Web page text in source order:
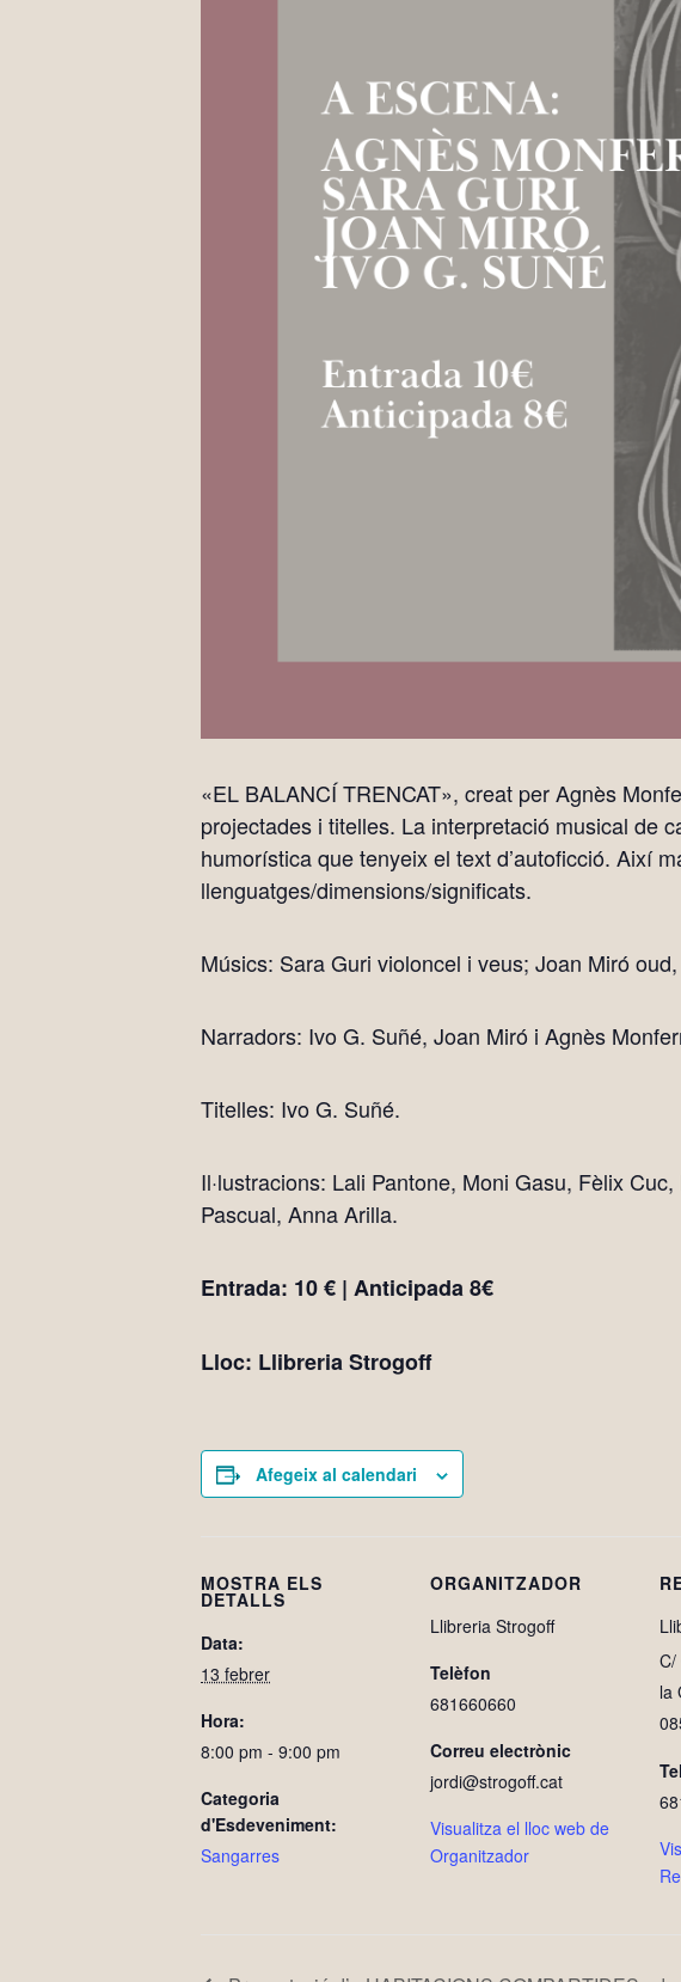
«EL BALANCÍ TRENCAT», creat per Agnès
projectades i titelles. La interpretació musical de
humorística que tenyeix el text d’autoficció. Així
llenguatges/dimensions/significats.
Músics: Sara Guri violoncel i veus; Joan Miró
Narradors: Ivo G. Suñé, Joan Miró i Agnès
Titelles: Ivo G. Suñé.
Il·lustracions: Lali Pantone, Moni Gasu, Fèlix
Pascual, Anna Arilla.
Entrada: 10 € | Anticipada 8€
Lloc: Llibreria Strogoff
Afegeix al calendari
MOSTRA ELS
DETALLS
Data:
13 febrer
Hora:
8:00 pm - 9:00 pm
Categoria
d'Esdeveniment:
Sangarres
ORGANITZADOR
Llibreria Strogoff
Telèfon
681660660
Correu electrònic
jordi@strogoff.cat
Visualitza el lloc web de
Organitzador
C/
la